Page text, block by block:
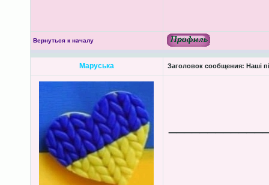
Вернуться к началу
Маруська Заголовок сообщения: Наші